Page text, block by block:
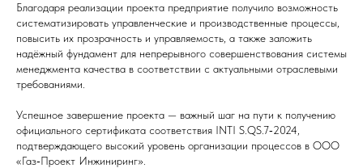
Благодаря реализации проекта предприятие получило возможность
систематизировать управленческие и производственные процессы,
повысить их прозрачность и управляемость, а также заложить
надёжный фундамент для непрерывного совершенствования системы
менеджмента качества в соответствии с актуальными отраслевыми
требованиями.
Успешное завершение проекта — важный шаг на пути к получению
официального сертификата соответствия INTI S.QS.7‑2024,
подтверждающего высокий уровень организации процессов в ООО
«Газ‑Проект Инжиниринг».